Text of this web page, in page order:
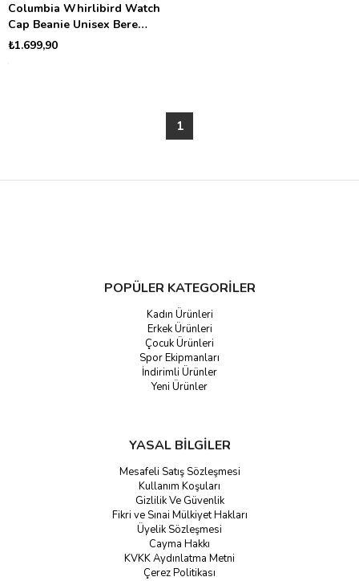
Columbia Whirlibird Watch
Cap Beanie Unisex Bere
CU9309
₺1.699,90
1
POPÜLER KATEGORİLER
Kadın Ürünleri
Erkek Ürünleri
Çocuk Ürünleri
Spor Ekipmanları
İndirimli Ürünler
Yeni Ürünler
YASAL BİLGİLER
Mesafeli Satış Sözleşmesi
Kullanım Koşuları
Gizlilik Ve Güvenlik
Fikri ve Sınai Mülkiyet Hakları
Üyelik Sözleşmesi
Cayma Hakkı
KVKK Aydınlatma Metni
Çerez Politikası